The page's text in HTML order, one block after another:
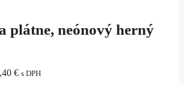
plátne, neónový herný
€Price
s DPH